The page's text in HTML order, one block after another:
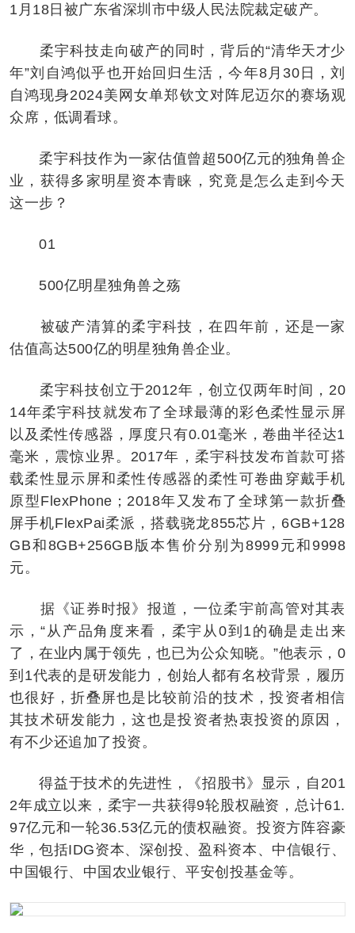
1月18日被广东省深圳市中级人民法院裁定破产。
柔宇科技走向破产的同时，背后的“清华天才少
年”刘自鸿似乎也开始回归生活，今年8月30日，刘
自鸿现身2024美网女单郑钦文对阵尼迈尔的赛场观
众席，低调看球。
柔宇科技作为一家估值曾超500亿元的独角兽企
业，获得多家明星资本青睐，究竟是怎么走到今天
这一步？
01
500亿明星独角兽之殇
被破产清算的柔宇科技，在四年前，还是一家
估值高达500亿的明星独角兽企业。
柔宇科技创立于2012年，创立仅两年时间，20
14年柔宇科技就发布了全球最薄的彩色柔性显示屏
以及柔性传感器，厚度只有0.01毫米，卷曲半径达1
毫米，震惊业界。2017年，柔宇科技发布首款可搭
载柔性显示屏和柔性传感器的柔性可卷曲穿戴手机
原型FlexPhone；2018年又发布了全球第一款折叠
屏手机FlexPai柔派，搭载骁龙855芯片，6GB+128
GB和8GB+256GB版本售价分别为8999元和9998
元。
据《证券时报》报道，一位柔宇前高管对其表
示，“从产品角度来看，柔宇从0到1的确是走出来
了，在业内属于领先，也已为公众知晓。”他表示，0
到1代表的是研发能力，创始人都有名校背景，履历
也很好，折叠屏也是比较前沿的技术，投资者相信
其技术研发能力，这也是投资者热衷投资的原因，
有不少还追加了投资。
得益于技术的先进性，《招股书》显示，自201
2年成立以来，柔宇一共获得9轮股权融资，总计61.
97亿元和一轮36.53亿元的债权融资。投资方阵容豪
华，包括IDG资本、深创投、盈科资本、中信银行、
中国银行、中国农业银行、平安创投基金等。